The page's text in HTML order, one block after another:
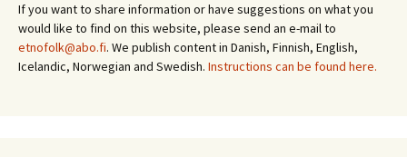
If you want to share information or have suggestions on what you
would like to find on this website, please send an e-mail to
etnofolk@abo.fi. We publish content in Danish, Finnish, English,
Icelandic, Norwegian and Swedish. Instructions can be found here.